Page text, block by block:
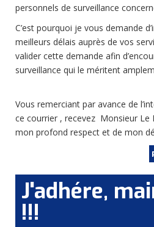
personnels de surveillance
C’est pourquoi je vous demande
meilleurs délais auprès de vos
valider cette demande afin
surveillance qui le méritent
Vous remerciant par avance de
ce courrier , recevez Monsieur Le
mon profond respect et de mon
J'adhére,
!!!